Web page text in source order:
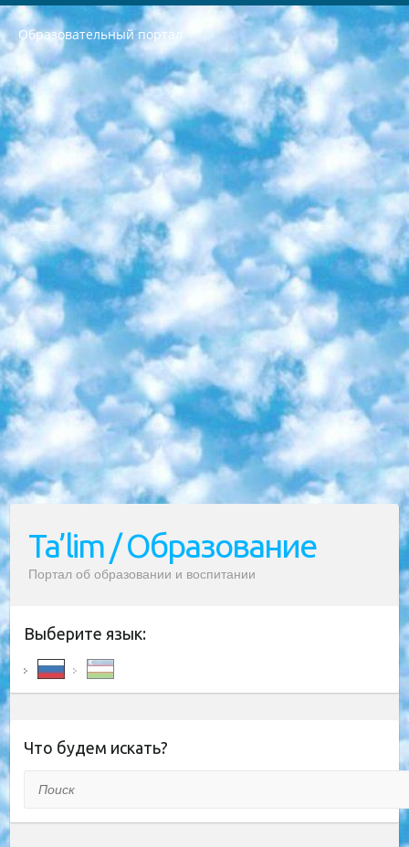
Образовательный портал
РЕСПУБЛИКА УЗБЕКИСТАН МИНИСТРЕРСТВО ДОШКОЛЬНОГО И ШКОЛЬНОГО ОБРАЗОВАНИЯ КОМАНДА в общеобразовательных учреждениях в 2023-2024 учебном году организация и проведение итоговой государственной аттестации обучающихся о Министра дошкольного и школьного образования Республики Узбекистан от 4 марта 2008 года (постановлением Минюста от 20 марта 2008 года № 1778 государственной регистрации) «Итоговое состояние учащихся общего среднего образования на основании положения об утверждении положения об аттестации общего среднего образования выпускной экзамен студентов в образовательных учреждениях в 2023-2024 учебном году В целях организации и прохождения аттестации приказываю: 1. Следующее: перечень предметов, по которым будет проводиться итоговая государственная аттестация и экзамен формы перевода согласно приложению 1; сертификаты международного образца, оценивающие уровень владения иностранными языками перечень согласно приложению 2; 2. Педагогический при специализированных образовательных учреждениях. научно-практический центр квалификации и международной оценки (Д.Давидова) 2024 г. До 25 марта: задания по предметам, по которым будет проводиться итоговая аттестация разработка и утверждение технических условий; итоговая аттестация на основании разработанного предметного задания разработка вопросов по предметам (устно и письменно), экзамен передача; общеобразовательные средние школы и специальные учебные заведения учащиеся выпускных классов школ и интернатов в агентской системе подготовка базы данных экзаменационных материалов и критериев оценки; перевод базы экзаменационных материалов на все языки обучения подать в Республиканский образовательный центр для изготовления; варианты экзаменов на основе разработанных контрольных материалов пусть будут поставлены задачи формирования. 3. Республиканский образовательный центр (Ш.Худайкулов) до 5 апреля 2024 года. до: база данных предоставленных экзаменационных материалов на все языки обучения перевод и экспертиза; для слепых, слабовидящих, глухих, слабослышащих и умственно отсталых детей учащиеся выпускных классов специализированных школ и школ-интернатов база данных экзаменационных материалов на всех преподаваемых языках подготовка критериев оценки; специализированные школы для умственно отсталых детей и технологии для учащихся выпускных классов школ-интернатов разработка соответствующих рекомендаций и критериев проведения ЕГЭ по естествознанию давать задания. 4. Педагогический при специализированных образовательных учреждениях. Научно-практический центр навыков и международной оценки (Д.Давидова), Республика образовательный центр (Худайкулов Ш.) итоговый государственный аттестационный экзамен ориентирован на творческое и логическое мышление при подготовке базы материалов учитывать введение заданий. 5. Следует отметить, что: сертификат государственного образца о знании общеобразовательного предмета и как минимум национальный уровень B1 по предметам на иностранных языках, указанным в Приложении 2. или международно признанный сертификат эквивалентного уровня студенты, изучающие определенный предмет, освобождаются от экзамена; по соответствующим предметам запланирована итоговая государственная аттестация за день до дня, путем жеребьевки Рабочей группой (в письменной форме по предметам, проводимым в форме) из числа сформированных вариантов выбрано 2 варианта; 2 выбранных варианта экзамена анонсированы на официальном сайте министерства и все выпускники по всей стране на основе этих вариантов проводит итоговую государственную аттестацию. 6. Государственное образование учащихся средних общеобразовательных учреждений. знания в соответствии с квалификационными требованиями, которые необходимо приобрести на основании стандартов итоговый (выпускной) контроль для 9 и 11 классов в целях тестирования Экзамены (далее – экзамены) состоят из предметов, перечисленных в приложении 1. будет сделано. 7. Экзамены пройдут с 26 мая по 15 июня 2024 г. (кроме науки физического воспитания). 8. Физическая для учащихся 9 классов общесредних образовательных учреждений. Экзамены по предмету «Образование, квалификация медицина» 1-6 мая 2024 года. сотрудники перевести под присмотр (с отклонениями в физическом или умственном развитии) специализированная школа для детей, школы-интернаты и со сколиозом школы-интернаты санаторного типа для больных детей исключены). 9. Он был слепым, слабовидящим и имел нарушения опорно-двигательного аппарата. экзамены в специализированных школах и интернатах для детей должны проводиться исходя из требований, предъявляемых к общеобразовательным учреждениям (физкультура кроме науки). 10. Специализированная школа для глухих и слабослышащих детей. и экзамены в интернатах и быть реализован в виде письменного теста по математике. 11. Специальность для умственно отсталых детей. Для 9 класса Родной язык и литературное письмо Государственный язык (язык обучения – узбекский). для неклассов) написано Математическое письмо Письменная/устная история Узбекистана Физическое воспитание практично Итоговый контроль Для 11 класса Написание родного языка и литературы (эссе) Математическое письмо Узбекский язык (обучение на узбекском языке) не посещающее общее среднее образование для учреждений)/Образовательное учреждение выбор письменный и устный Иностранный язык письменный/устный Письменная/устная история Узбекистана *По выбору студента:  Химия  Физика  Основы государственного права  География 10 бесплатных образовательных ресурсов - Мы составили подборку онлайн-проектов с интерактивными упражнениями, видеолекциями и статьями. Они помогут вам обрести новые и освежить старые знания бесплатно. 1. «ИНТУИТ» Старейшая образовательная площадка Рунета. Здесь вы найдёте сотни текстовых и видеокурсов на десятки различных тем — от программирования до психологии. Многие курсы подготовлены российскими университетами и крупными международными компаниями вроде Intel и Microsoft. Самостоятельное обучение бесплатное, но желающие могут оплатить услуги персональных наставников. 2. «Смартия» знакомит с актуальными профессиями и подсказывает, как им обучаться. Выбрав заинтересовавшую вас специальность — SMM-специалист, фотограф, веб-дизайнер или другую, — увидите список необходимых для неё умений. Чтобы вы могли освоить их самостоятельно, для каждого умения площадка отображает подборку ссылок на учебные материалы. Хотя «Смартия» ориентируется на русскоязычную аудиторию, часть контента всё же доступна только на английском. 3. «Лекторий Физтеха» Проект Московского физико-технического института (Физтеха). С его помощью вы можете смотреть онлайн серии лекций, записанные на видео в этом вузе. В числе доступных предметов — физика, биология, химия, информационные технологии и другие. К некоторым лекциям администрация ресурса прилагает готовые конспекты, которые можно скачивать в PDF-формате. 4. ITMOcourses Онлайн-площадка Санкт-Петербургского национального исследовательского университета информационных технологий, механики и оптики (ИТМО). Ресурс предоставляет свободный доступ к курсам, разработанным в этом вузе. Каталог материалов разбит на четыре категории: «Оптические системы и технологии», «Приборостроение и робототехника», «Информационные технологии» и «Биотехнологии». Курсы состоят из видеолекций, интерактивных демонстраций и заданий. 5. «КиберЛенинка» Электронная научная библиотека открытого доступа. Каталог площадки регулярно обрастает текстами статей из различных научных изданий. Сгруппированные по журналам и рубрикам публикации можно читать онлайн или скачивать целиком в PDF-формате. Проект нацелен на популяризацию науки за счёт открытого доступа к качественной информации. 6. «ПостНаука» На этом ресурсе публикуют подборки видеолекций, составленные экспертами из разных отраслей и объединённые общими темами. Среди них, к примеру, есть серии «Биоинформатика и геномика», «Культура средневековой Скандинавии» и Cinema Studies о теории кино. Каждая подборка лекций — логически связанная история, рассказанная экспертом от первого лица. Кроме того, на сайте появляются научно-образовательные статьи и тесты на разные темы. 7. «Newочём» Команда проекта «Newочём» отбирает самые интересные тексты из англоязычных СМИ и переводит те из них, за которые голосуют участники сообщества «ВКонтакте». По большей части это научно-популярные статьи. Редакторы придумывают лишь заголовки, в остальном содержание переводов соответствует оригиналам. Полные тексты можно читать прямо в социальной сети. 8. InternetUrok Онлайн-база материалов по основным дисциплинам школьной программы. Информация на сайте структурирована по классам, предметам и темам (урокам). Каждый урок состоит из видеолекций и конспектов. Есть также интерактивные тренажёры и тесты для закрепления пройденного материала. Даже если вы давно окончили школу, возможность повторить программу старших классов всегда может пригодиться. 9. Edutainme Ещё один ресурс об образовании. В отличие от Newtonew, как мне кажется, Edutainme больше ориентируется на представителей индустрии: педагогов, предпринимателей, разработчиков образовательных проектов. Но и любой, кто просто стремится к саморазвитию, найдёт на сайте много полезного и интересного для себя. Например, информацию о новых курсах и образовательных сервисах. 10. Newtonew Онлайн-медиа об образовании и обучении в широком смысле. Авторы Newtonew пишут об инструментах, заведениях, тактиках и стратегиях, которые помогают учить других и получать новые знания самостоятельно. На этой площадке вы найдёте новости, обзоры, аналитические мат
Ta’lim / Образование
Портал об образовании и воспитании
Выберите язык:
Что будем искать?